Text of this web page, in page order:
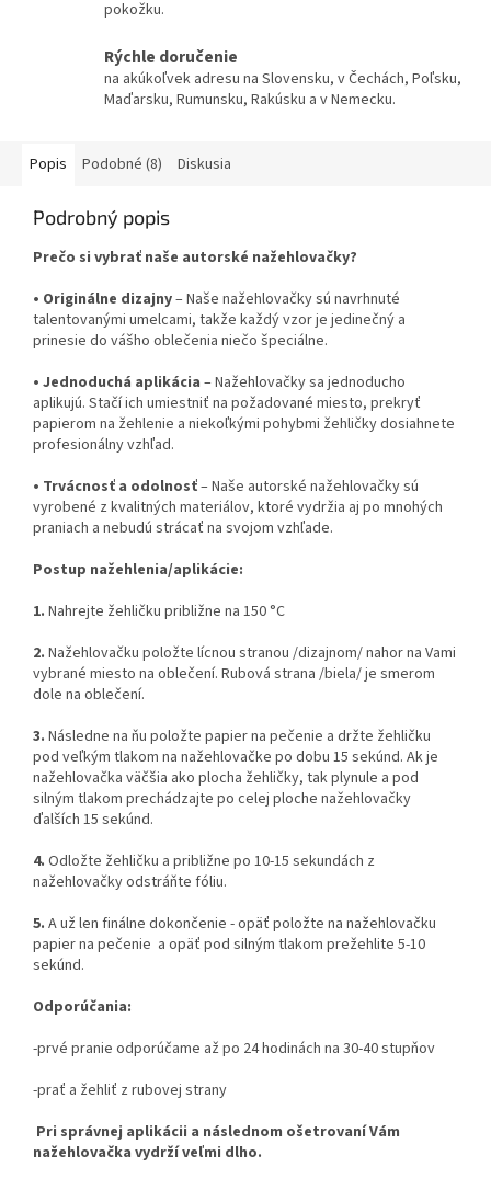
pokožku.
Rýchle doručenie
na akúkoľvek adresu na Slovensku, v Čechách, Poľsku,
Maďarsku, Rumunsku, Rakúsku a v Nemecku.
Popis Podobné (8) Diskusia
Podrobný popis
Prečo si vybrať naše autorské nažehlovačky?
• Originálne dizajny– Naše nažehlovačky sú navrhnuté
talentovanými umelcami, takže každý vzor je jedinečný a
prinesie do vášho oblečenia niečo špeciálne.
• Jednoduchá aplikácia – Nažehlovačky sa jednoducho
aplikujú. Stačí ich umiestniť na požadované miesto, prekryť
papierom na žehlenie a niekoľkými pohybmi žehličky dosiahnete
profesionálny vzhľad.
• Trvácnosť a odolnosť– Naše autorské nažehlovačky sú
vyrobené z kvalitných materiálov, ktoré vydržia aj po mnohých
praniach a nebudú strácať na svojom vzhľade.
Postup nažehlenia/aplikácie:
1. Nahrejte žehličku približne na 150 °C
2. Nažehlovačku položte lícnou stranou /dizajnom/ nahor na Vami
vybrané miesto na oblečení. Rubová strana /biela/ je smerom
dole na oblečení.
3. Následne na ňu položte papier na pečenie a držte žehličku
pod veľkým tlakom na nažehlovačke po dobu 15 sekúnd. Ak je
nažehlovačka väčšia ako plocha žehličky, tak plynule a pod
silným tlakom prechádzajte po celej ploche nažehlovačky
ďalších 15 sekúnd.
4. Odložte žehličku a približne po 10-15 sekundách z
nažehlovačky odstráňte fóliu.
5. A už len finálne dokončenie - opäť položte na nažehlovačku
papier na pečenie a opäť pod silným tlakom prežehlite 5-10
sekúnd.
Odporúčania:
-prvé pranie odporúčame až po 24 hodinách na 30-40 stupňov
-prať a žehliť z rubovej strany
Pri správnej aplikácii a následnom ošetrovaní Vám
nažehlovačka vydrží veľmi dlho.